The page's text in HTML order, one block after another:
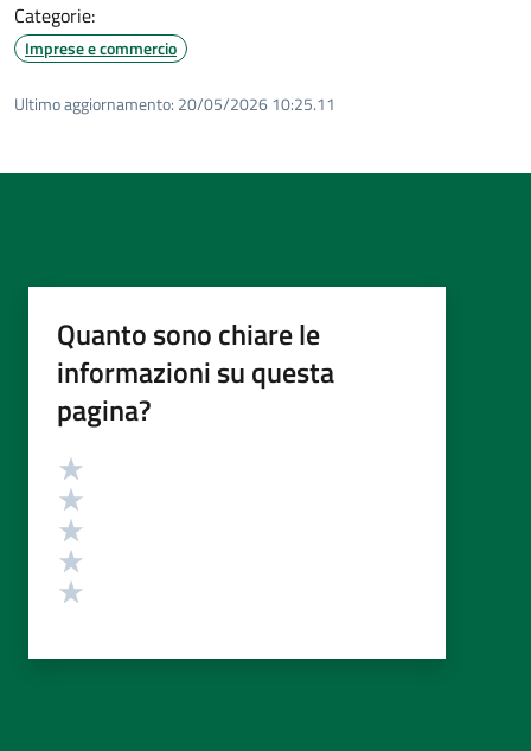
Categorie:
Imprese e commercio
Ultimo aggiornamento: 20/05/2026 10:25.11
Quanto sono chiare le
informazioni su questa
pagina?
Valutazione